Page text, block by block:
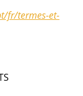
fr/termes-et-